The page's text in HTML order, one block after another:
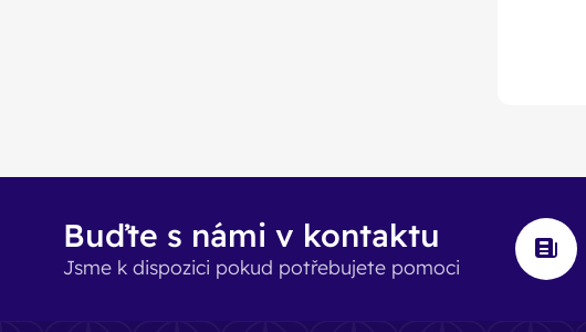
Buďte s námi v kontaktu
Jsme k dispozici pokud potřebujete pomoci